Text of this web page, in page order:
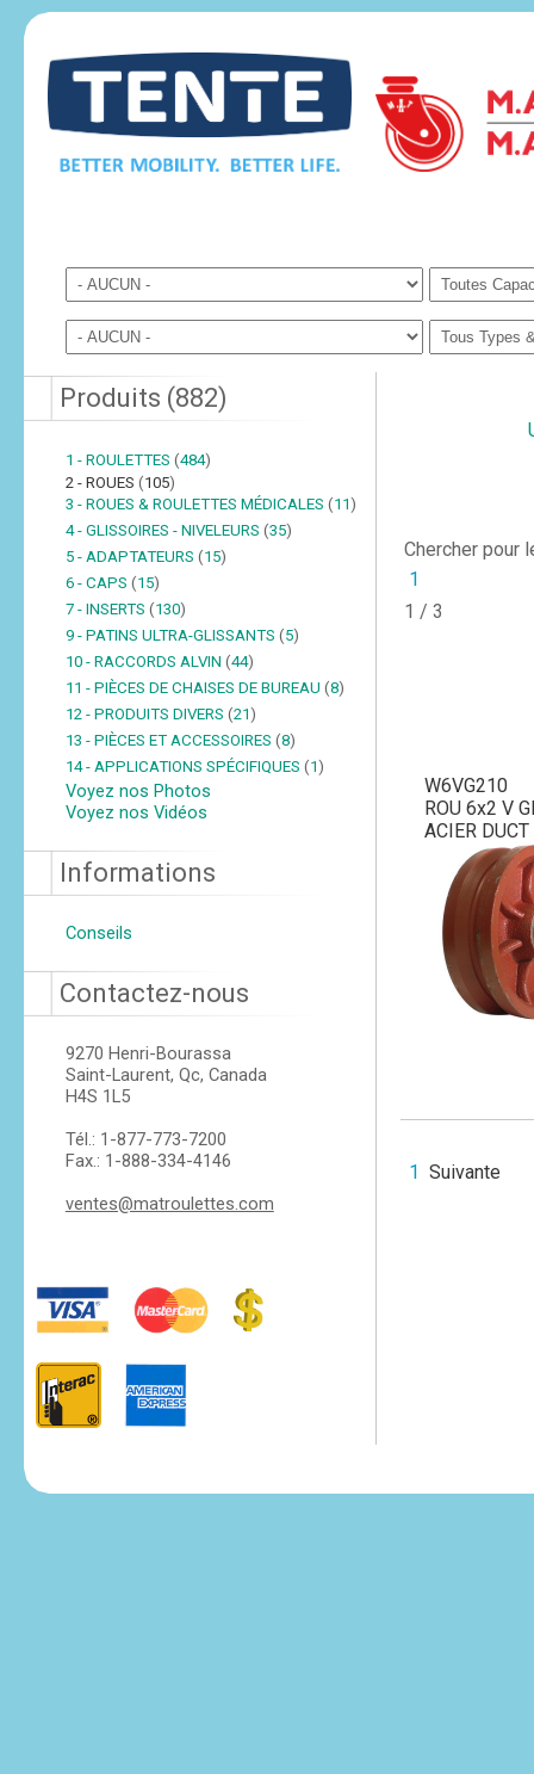
Produits (882)
1 - ROULETTES (484)
2 - ROUES (105)
3 - ROUES & ROULETTES MÉDICALES (11)
4 - GLISSOIRES - NIVELEURS (35)
5 - ADAPTATEURS (15)
6 - CAPS (15)
7 - INSERTS (130)
9 - PATINS ULTRA-GLISSANTS (5)
10 - RACCORDS ALVIN (44)
11 - PIÈCES DE CHAISES DE BUREAU (8)
12 - PRODUITS DIVERS (21)
13 - PIÈCES ET ACCESSOIRES (8)
14 - APPLICATIONS SPÉCIFIQUES (1)
Voyez nos Photos
Voyez nos Vidéos
Informations
Conseils
Contactez-nous
9270 Henri-Bourassa
Saint-Laurent, Qc, Canada
H4S 1L5
Tél.: 1-877-773-7200
Fax.: 1-888-334-4146
ventes@matroulettes.com
Chercher pour
1
1 / 3
W6VG210
ROU 6x2 V
ACIER
1 Suivante